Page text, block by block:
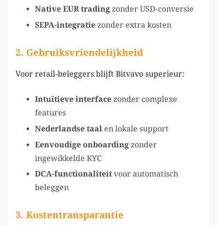
Native EUR trading zonder USD-conversie
SEPA-integratie zonder extra kosten
2. Gebruiksvriendelijkheid
Voor retail-beleggers blijft Bitvavo superieur:
Intuïtieve interface zonder complexe
features
Nederlandse taal en lokale support
Eenvoudige onboarding zonder
ingewikkelde KYC
DCA-functionaliteit voor automatisch
beleggen
3. Kostentransparantie